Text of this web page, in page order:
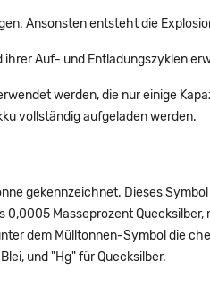
Ansonsten entsteht die
ihrer Auf- und Entladungszyklen
werden, die nur einige
vollständig aufgeladen werden.
gekennzeichnet. Dieses
Masseprozent
dem Mülltonnen-Symbol die
und "Hg" für Quecksilber.